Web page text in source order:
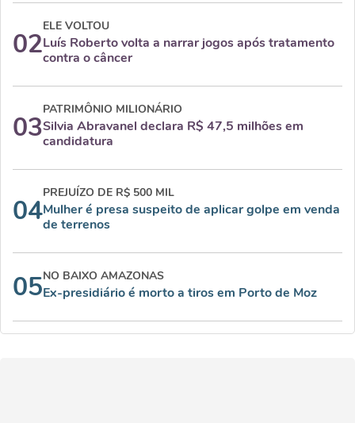
02
ELE VOLTOU
Luís Roberto volta a narrar jogos após tratamento
contra o câncer
03
PATRIMÔNIO MILIONÁRIO
Silvia Abravanel declara R$ 47,5 milhões em
candidatura
04
PREJUÍZO DE R$ 500 MIL
Mulher é presa suspeito de aplicar golpe em venda
de terrenos
05NO BAIXO AMAZONAS
Ex-presidiário é morto a tiros em Porto de Moz